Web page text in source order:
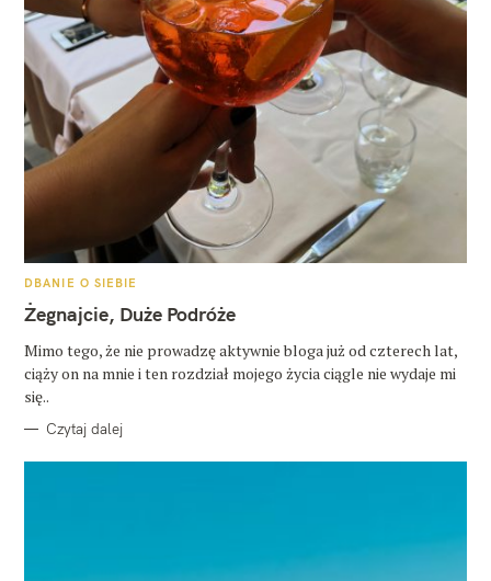
K
T
E
O
R
I
DBANIE O SIEBIE
Żegnajcie, Duże Podróże
Mimo tego, że nie prowadzę aktywnie bloga już od czterech lat,
ciąży on na mnie i ten rozdział mojego życia ciągle nie wydaje mi
się..
Czytaj dalej